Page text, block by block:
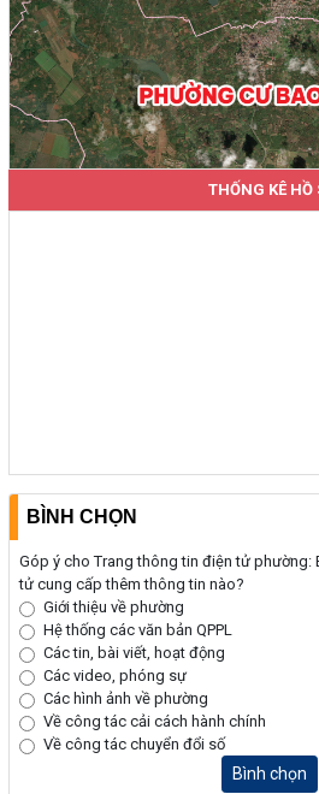
THỐNG KÊ HỒ
BÌNH CHỌN
Góp ý cho Trang thông tin điện tử phường:
tử cung cấp thêm thông tin nào?
Giới thiệu về phường
Hệ thống các văn bản QPPL
Các tin, bài viết, hoạt động
Các video, phóng sự
Các hình ảnh về phường
Về công tác cải cách hành chính
Về công tác chuyển đổi số
Bình chọn